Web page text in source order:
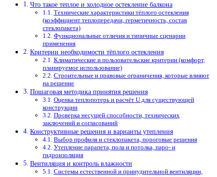
Что такое теплое и холодное остекление балкона
Технические характеристики тёплого остекления
(коэффициент теплопередачи, герметичность, состав
стеклопакета)
Функциональные отличия и типичные сценарии
применения
Критерии необходимости тёплого остекления
Климатические и пользовательские критерии (комфорт,
планируемое использование)
Строительные и правовые ограничения, которые влияют
на решение
Пошаговая методика принятия решения
Оценка теплопотерь и расчёт U для существующей
конструкции
Проверка несущей способности, технических
заключений и согласований
Конструктивные решения и варианты утепления
Выбор профиля и стеклопакета, пороговые решения
Утепление парапета, пола и потолка, паро- и
гидроизоляция
Вентиляция и контроль влажности
Системы естественной и принудительной вентиляции,